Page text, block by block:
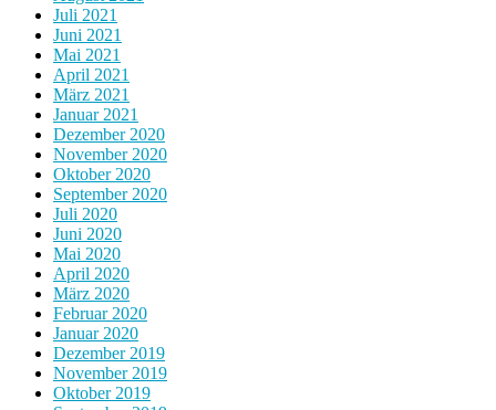
Juli 2021
Juni 2021
Mai 2021
April 2021
März 2021
Januar 2021
Dezember 2020
November 2020
Oktober 2020
September 2020
Juli 2020
Juni 2020
Mai 2020
April 2020
März 2020
Februar 2020
Januar 2020
Dezember 2019
November 2019
Oktober 2019